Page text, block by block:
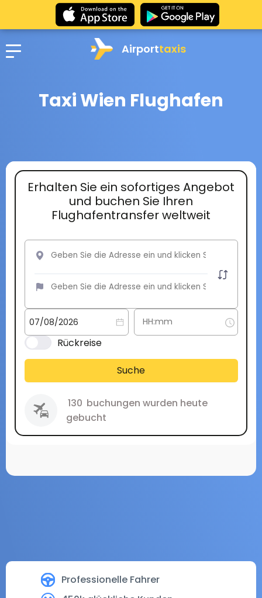
Airporttaxis
Taxi Wien Flughafen
Professionelle Fahrer
Erhalten Sie ein sofortiges Angebot
und buchen Sie Ihren
Flughafentransfer weltweit
Rückreise
Suche
130 buchungen wurden heute
gebucht